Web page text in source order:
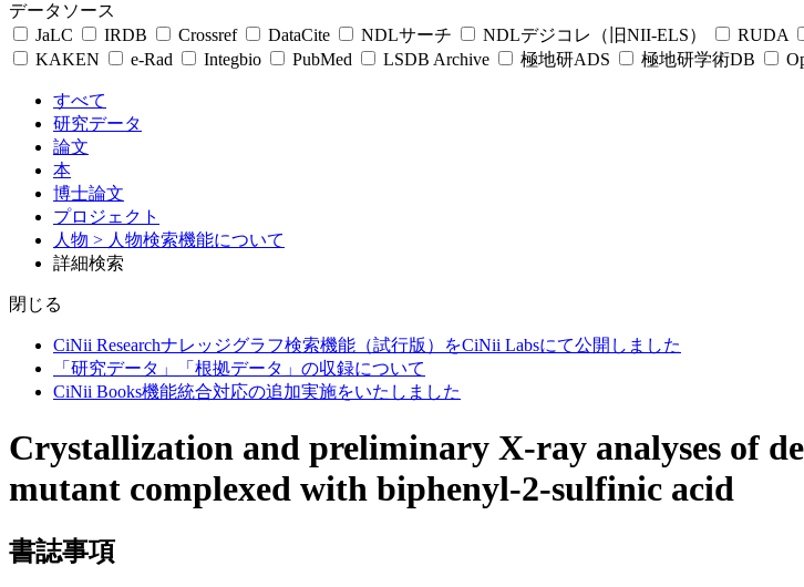
データソース
JaLC
IRDB Crossref DataCite NDLサーチ NDLデジコレ（旧NII-ELS） RUDA
KAKEN
e-Rad Integbio PubMed LSDB Archive 極地研ADS 極地研学術DB
すべて
研究データ
論文
本
博士論文
プロジェクト
人物 > 人物検索機能について
詳細検索
閉じる
CiNii Researchナレッジグラフ検索機能（試行版）をCiNii Labsにて公開しました
「研究データ」「根拠データ」の収録について
CiNii Books機能統合対応の追加実施をいたしました
Crystallization and preliminary X-ray analyses of
mutant complexed with biphenyl-2-sulfinic acid
書誌事項